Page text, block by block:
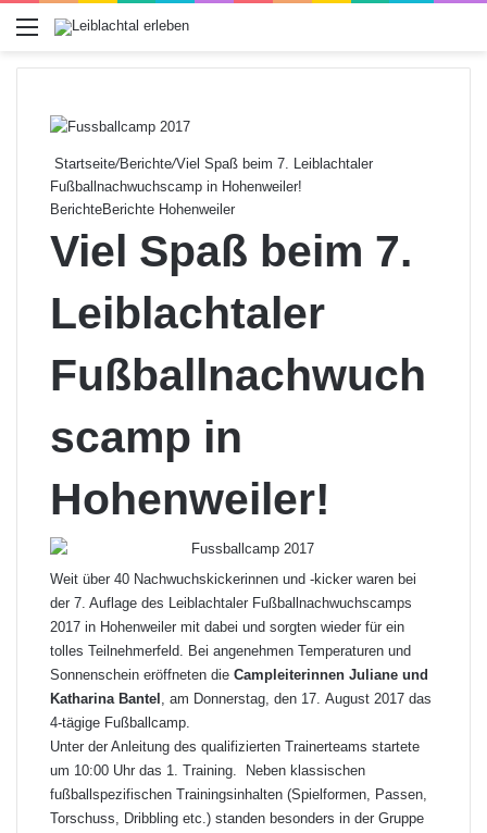
Menü
Startseite/Berichte/Viel Spaß beim 7. Leiblachtaler
Fußballnachwuchscamp in Hohenweiler!
BerichteBerichte Hohenweiler
Viel Spaß beim 7.
Leiblachtaler
Fußballnachwuch
scamp in
Hohenweiler!
Weit über 40 Nachwuchskickerinnen und -kicker waren bei
der 7. Auflage des Leiblachtaler Fußballnachwuchscamps
2017 in Hohenweiler mit dabei und sorgten wieder für ein
tolles Teilnehmerfeld. Bei angenehmen Temperaturen und
Sonnenschein eröffneten die Campleiterinnen Juliane und
Katharina Bantel , am Donnerstag, den 17. August 2017 das
4-tägige Fußballcamp.
Unter der Anleitung des qualifizierten Trainerteams startete
um 10:00 Uhr das 1. Training. Neben klassischen
fußballspezifischen Trainingsinhalten (Spielformen, Passen,
Torschuss, Dribbling etc.) standen besonders in der Gruppe